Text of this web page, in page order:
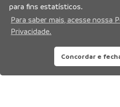
para fins estatísticos.
Para saber mais, acesse nossa
Privacidade.
Concordar e